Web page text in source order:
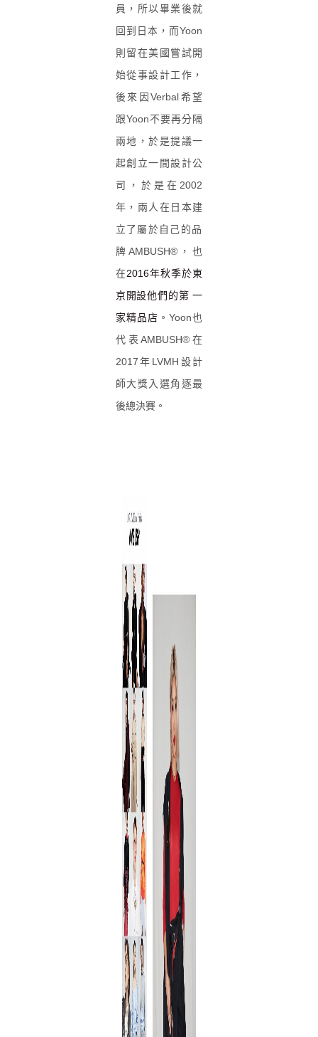
員，所以畢業後就
回到日本，而Yoon
則留在美國嘗試開
始從事設計工作，
後來因Verbal希望
跟Yoon不要再分隔
兩地，於是提議一
起創立一間設計公
司，於是在2002
年，兩人在日本建
立了屬於自己的品
牌 AMBUSH®，也
在2016年秋季於東
京開設他們的第 一
家精品店 。Yoon也
代表AMBUSH® 在
2017年LVMH設計
師大獎入選角逐最
後總決賽。